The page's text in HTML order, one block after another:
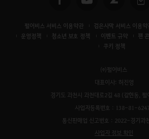
펄어비스 서비스 이용약관 검은사막 서비스 이용약
운영정책 청소년 보호 정책 이벤트 규약 팬
쿠키 정책
㈜펄어비스
대표이사: 허진영
경기도 과천시 과천대로2길 48 (갈현동, 펄
사업자등록번호 : 138-81-
통신판매업 신고번호 : 2022-경기과
사업자 정보 확인